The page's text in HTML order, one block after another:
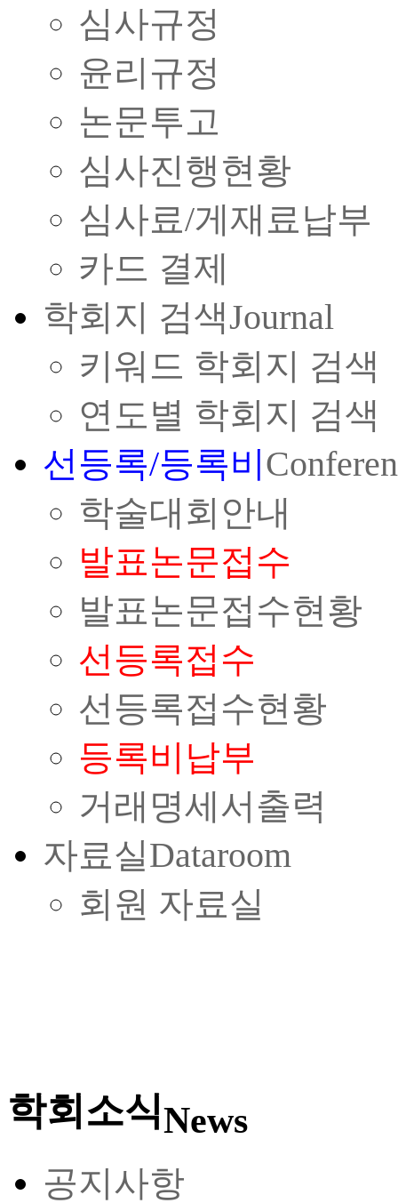
심사규정
윤리규정
논문투고
심사진행현황
심사료/게재료납부
카드 결제
학회지 검색Journal
키워드 학회지 검색
연도별 학회지 검색
선등록/등록비
학술대회안내
발표논문접수
발표논문접수현황
선등록접수
선등록접수현황
등록비납부
거래명세서출력
자료실Dataroom
회원 자료실
학회소식News
공지사항